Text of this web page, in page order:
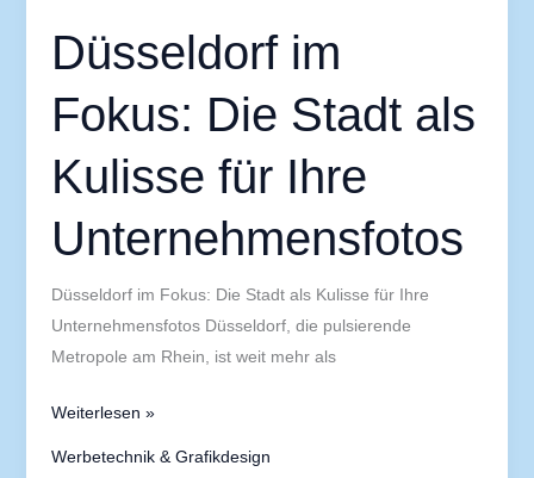
Düsseldorf im
Fokus: Die Stadt als
Kulisse für Ihre
Unternehmensfotos
Düsseldorf im Fokus: Die Stadt als Kulisse für Ihre
Unternehmensfotos Düsseldorf, die pulsierende
Metropole am Rhein, ist weit mehr als
Weiterlesen »
Werbetechnik & Grafikdesign